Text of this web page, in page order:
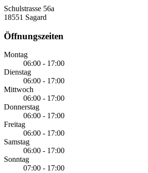
Schulstrasse 56a
18551 Sagard
Öffnungszeiten
Montag
06:00 - 17:00
Dienstag
06:00 - 17:00
Mittwoch
06:00 - 17:00
Donnerstag
06:00 - 17:00
Freitag
06:00 - 17:00
Samstag
06:00 - 17:00
Sonntag
07:00 - 17:00